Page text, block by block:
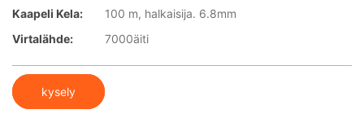
Kaapeli Kela:
100 m, halkaisija. 6.8mm
Virtalähde:
7000äiti
kysely